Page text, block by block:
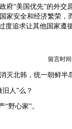
府“美国优先”的外交
家安全和经济繁荣，
度追求让其他国家遵
留言时间
灭北韩，统一朝鲜半
人”么？
野心家”。